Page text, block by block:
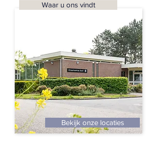
Bekijk onze locaties
Waar u ons vindt